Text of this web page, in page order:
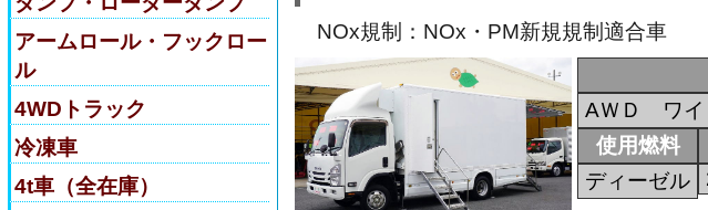
アームロール・フックロー
ル
4WDトラック
冷凍車
4t車（全在庫）
NOx規制：NOx・PM新規規制適合車
AＷＤ ワ
使用燃料
ディーゼル